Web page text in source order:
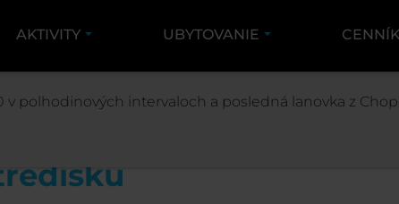
AKTIVITY UBYTOVANIE CENNÍK
STREDISKO INFO O STREDISKU O
v polhodinových intervaloch a posledná lanovka z